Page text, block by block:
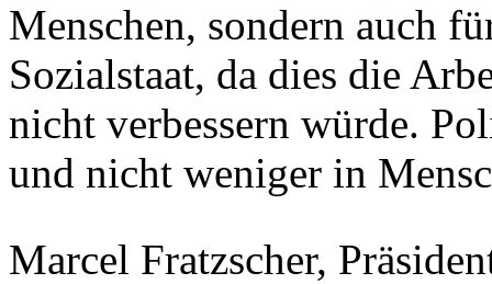
Menschen, sondern auch
Sozialstaat, da dies die
nicht verbessern würde.
und nicht weniger in
Marcel Fratzscher,